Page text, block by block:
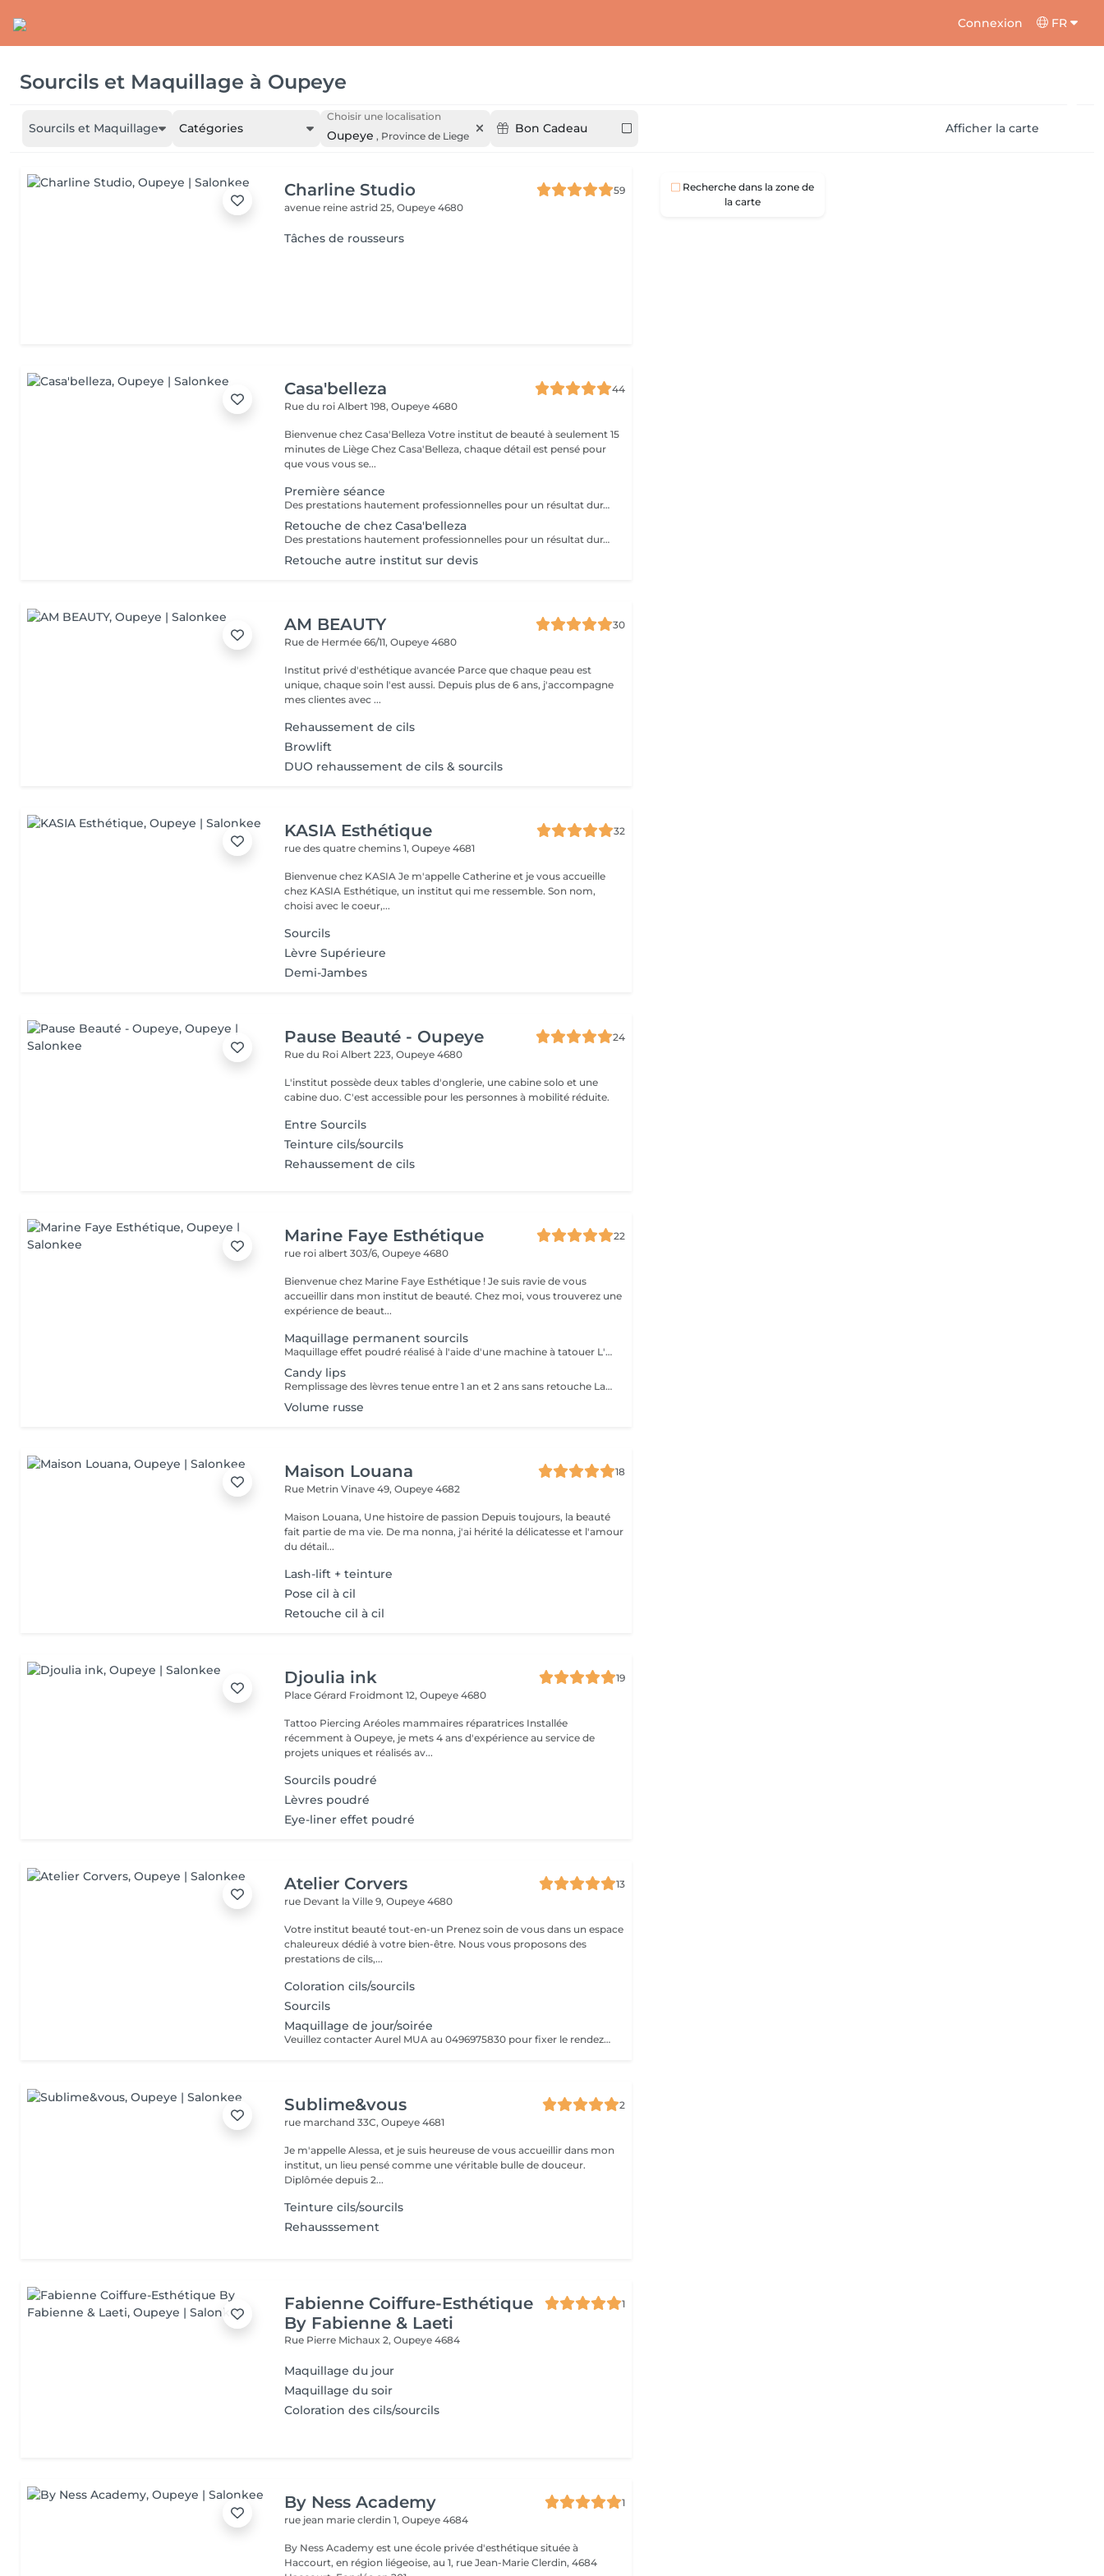
Connexion FR
Sourcils et Maquillage à Oupeye
Sourcils et Maquillage Catégories
Choisir une localisation
Oupeye , Province de Liege
Bon Cadeau Afficher la carte
Charline Studio
59
avenue reine astrid 25,Oupeye 4680
Tâches de rousseurs
Casa'belleza
44
Rue du roi Albert 198,Oupeye 4680
Bienvenue chez Casa'Belleza Votre institut de beauté à seulement 15
minutes de Liège Chez Casa'Belleza, chaque détail est pensé pour
que vous vous se...
Première séance
Des prestations hautement professionnelles pour un résultat durable, naturel et parfaitement adapté à votre carnation et vos envies. Microshading (sourcils) : Technique poudrée/ombrée pour un effet maquillé subtil et structuré. Idéal pour des sourcils joliment dessinés sans effet trop marqué.
Retouche de chez Casa'belleza
Des prestations hautement professionnelles pour un résultat durable, naturel et parfaitement adapté à votre carnation et vos envies. Microshading (sourcils) : Technique poudrée/ombrée pour un effet maquillé subtil et structuré. Idéal pour des sourcils joliment dessinés sans effet trop marqué.
Retouche autre institut sur devis
AM BEAUTY
30
Rue de Hermée 66/11,Oupeye 4680
Institut privé d'esthétique avancée Parce que chaque peau est
unique, chaque soin l'est aussi. Depuis plus de 6 ans, j'accompagne
mes clientes avec ...
Rehaussement de cils
Browlift
DUO rehaussement de cils & sourcils
KASIA Esthétique
32
rue des quatre chemins 1,Oupeye 4681
Bienvenue chez KASIA Je m'appelle Catherine et je vous accueille
chez KASIA Esthétique, un institut qui me ressemble. Son nom,
choisi avec le coeur,...
Sourcils
Lèvre Supérieure
Demi-Jambes
Pause Beauté - Oupeye
24
Rue du Roi Albert 223,Oupeye 4680
L'institut possède deux tables d'onglerie, une cabine solo et une
cabine duo. C'est accessible pour les personnes à mobilité réduite.
Entre Sourcils
Teinture cils/sourcils
Rehaussement de cils
Marine Faye Esthétique
22
rue roi albert 303/6,Oupeye 4680
Bienvenue chez Marine Faye Esthétique ! Je suis ravie de vous
accueillir dans mon institut de beauté. Chez moi, vous trouverez une
expérience de beaut...
Maquillage permanent sourcils
Maquillage effet poudré réalisé à l'aide d'une machine à tatouer L'effet dure entre 2 ans et 3 ans sans retouche
Candy lips
Remplissage des lèvres tenue entre 1 an et 2 ans sans retouche La retouche de Max 3 mois est obligatoire
Volume russe
Maison Louana
18
Rue Metrin Vinave 49,Oupeye 4682
Maison Louana, Une histoire de passion Depuis toujours, la beauté
fait partie de ma vie. De ma nonna, j'ai hérité la délicatesse et l'amour
du détail...
Lash-lift + teinture
Pose cil à cil
Retouche cil à cil
Djoulia ink
19
Place Gérard Froidmont 12,Oupeye 4680
Tattoo Piercing Aréoles mammaires réparatrices Installée
récemment à Oupeye, je mets 4 ans d'expérience au service de
projets uniques et réalisés av...
Sourcils poudré
Lèvres poudré
Eye-liner effet poudré
Atelier Corvers
13
rue Devant la Ville 9,Oupeye 4680
Votre institut beauté tout-en-un Prenez soin de vous dans un espace
chaleureux dédié à votre bien-être. Nous vous proposons des
prestations de cils,...
Coloration cils/sourcils
Sourcils
Maquillage de jour/soirée
Veuillez contacter Aurel MUA au 0496975830 pour fixer le rendez-vous.
Sublime&vous
2
rue marchand 33C,Oupeye 4681
Je m'appelle Alessa, et je suis heureuse de vous accueillir dans mon
institut, un lieu pensé comme une véritable bulle de douceur.
Diplômée depuis 2...
Teinture cils/sourcils
Rehausssement
Fabienne Coiffure-Esthétique
By Fabienne & Laeti
1
Rue Pierre Michaux 2,Oupeye 4684
Maquillage du jour
Maquillage du soir
Coloration des cils/sourcils
By Ness Academy
1
rue jean marie clerdin 1,Oupeye 4684
By Ness Academy est une école privée d'esthétique située à
Haccourt, en région liégeoise, au 1, rue Jean-Marie Clerdin, 4684
Recherche dans la zone de
la carte